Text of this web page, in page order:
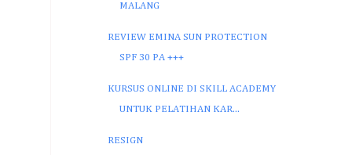
MALANG
REVIEW EMINA SUN PROTECTION
SPF 30 PA +++
KURSUS ONLINE DI SKILL ACADEMY
UNTUK PELATIHAN KAR...
RESIGN